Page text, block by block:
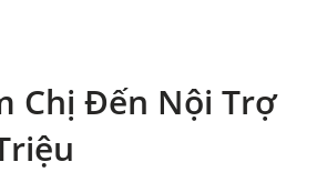
Chị Đến Nội Trợ